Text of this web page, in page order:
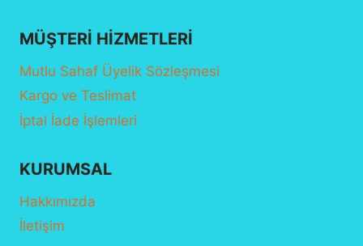
MÜŞTERI HIZMETLERI
Mutlu Sahaf Üyelik Sözleşmesi
Kargo ve Teslimat
İptal İade İşlemleri
KURUMSAL
Hakkımızda
İletişim